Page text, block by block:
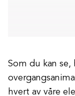
Som du kan se,
hvert av våre